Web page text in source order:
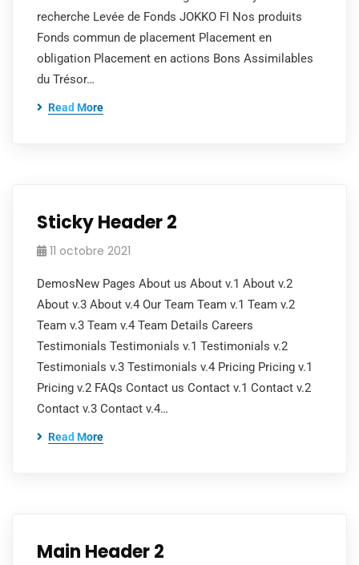
recherche Levée de Fonds JOKKO FI Nos produits
Fonds commun de placement Placement en
obligation Placement en actions Bons Assimilables
du Trésor…
Read More
Sticky Header 2
11 octobre 2021
DemosNew Pages About us About v.1 About v.2
About v.3 About v.4 Our Team Team v.1 Team v.2
Team v.3 Team v.4 Team Details Careers
Testimonials Testimonials v.1 Testimonials v.2
Testimonials v.3 Testimonials v.4 Pricing Pricing v.1
Pricing v.2 FAQs Contact us Contact v.1 Contact v.2
Contact v.3 Contact v.4…
Read More
Main Header 2